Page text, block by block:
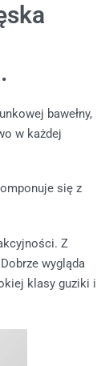
bawełny,
w każdej
się z
Z
wygląda
klasy guziki i